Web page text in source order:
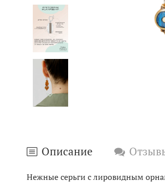
Описание
Нежные серьги с лировидным